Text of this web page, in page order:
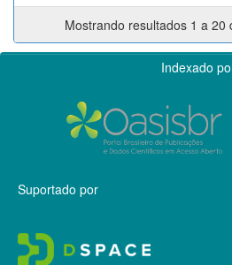
Mostrando resultados 1 a 20
Indexado
Suportado por